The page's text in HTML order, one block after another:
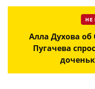
НЕ
Алла Духова
Пугачева